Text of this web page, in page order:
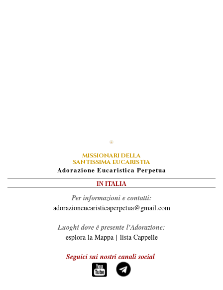
MISSIONARI DELLA
SANTISSIMA EUCARISTIA
ADorazione EUcaristica PErpetua
IN ITALIA
Per informazioni e contatti:
adorazioneucaristicaperpetua@gmail.com
Luoghi dove è presente l'Adorazione:
esplora la Mappa| lista Cappelle
Seguici sui nostri canali social